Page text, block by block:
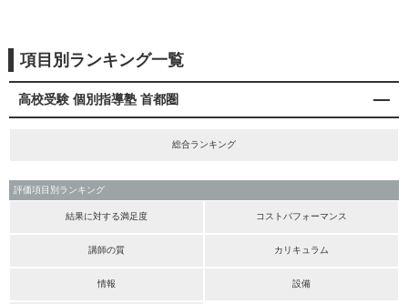
項目別ランキング一覧
高校受験 個別指導塾 首都圏
総合ランキング
評価項目別ランキング
結果に対する満足度 コストパフォーマンス
講師の質 カリキュラム
情報 設備